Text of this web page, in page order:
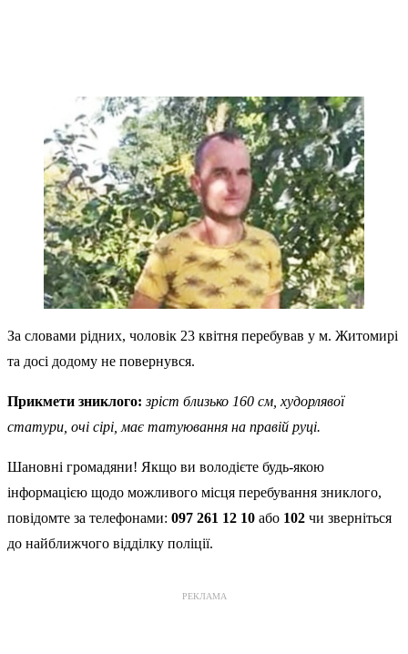
За словами рідних, чоловік 23 квітня перебував у м. Житомирі
та досі додому не повернувся.
Прикмети зниклого: зріст близько 160 см, худорлявої
статури, очі сірі, має татуювання на правій руці.
Шановні громадяни! Якщо ви володієте будь-якою
інформацією щодо можливого місця перебування зниклого,
повідомте за телефонами: 097 261 12 10 або 102 чи зверніться
до найближчого відділку поліції.
РЕКЛАМА